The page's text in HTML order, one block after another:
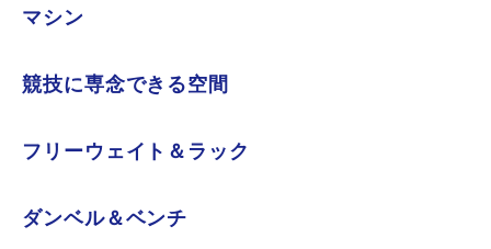
マシン
競技に専念できる空間
フリーウェイト＆ラック
ダンベル＆ベンチ